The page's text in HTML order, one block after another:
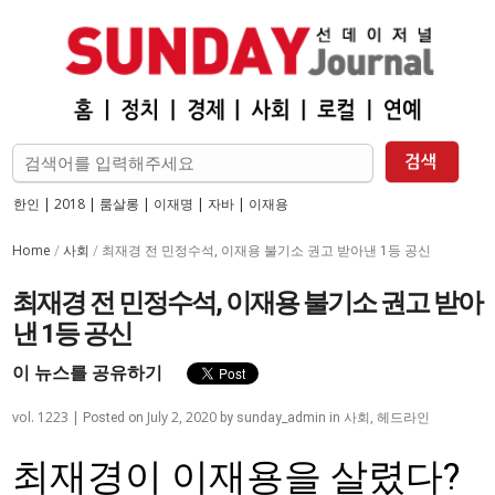
한인 | 2018| 룸살롱 | 이재명 | 자바| 이재용
Home /사회 / 최재경 전 민정수석, 이재용 불기소 권고 받아낸 1등 공신
최재경 전 민정수석, 이재용 불기소 권고 받아
낸 1등 공신
이 뉴스를 공유하기
vol. 1223 | Posted on July 2, 2020 by sunday_admin in 사회,헤드라인
최재경이 이재용을 살렸다?